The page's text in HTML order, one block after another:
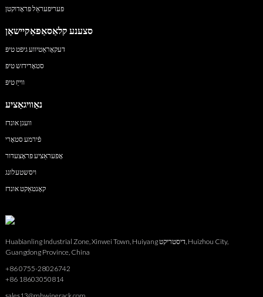
פּעריפעראַל פּראָדוקטן
סצענע קלאַסאַפאַקיישאַן
דעקאָראַטיווע גיפט טיפּ
סטאָרידזש טיפּ
ווייַז טיפּ
נאַוויגאַציע
וועגן אונדז
פֿירמע סטאָרי
אָפּעראַציע פּראָצעדור
ויסשטעלונג
קאָנטאַקט אונדז
Huabianling Industrial Zone, Xinwei Town, Huiyang דיסטריקט, Huizhou City,
Guangdong Province, China
+86 0755-28026742
+86 18603050814
sales13@mhwinerack.com